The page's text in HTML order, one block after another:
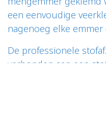
een eenvoudige
nagenoeg elke
De professionele
verbonden aan een